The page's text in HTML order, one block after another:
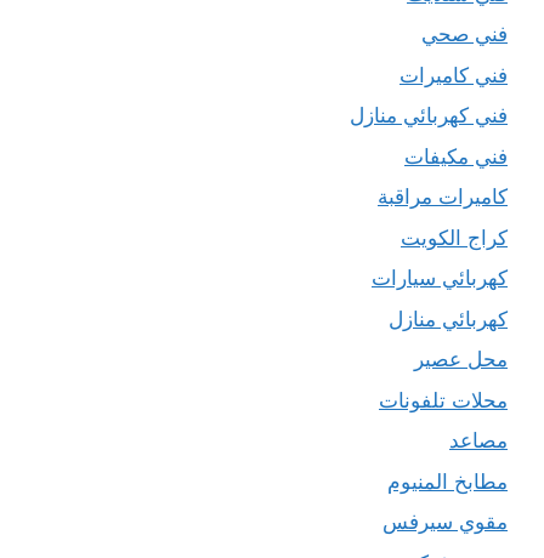
فني صحي
فني كاميرات
فني كهربائي منازل
فني مكيفات
كاميرات مراقبة
كراج الكويت
كهربائي سيارات
كهربائي منازل
محل عصير
محلات تلفونات
مصاعد
مطابخ المنيوم
مقوي سيرفس